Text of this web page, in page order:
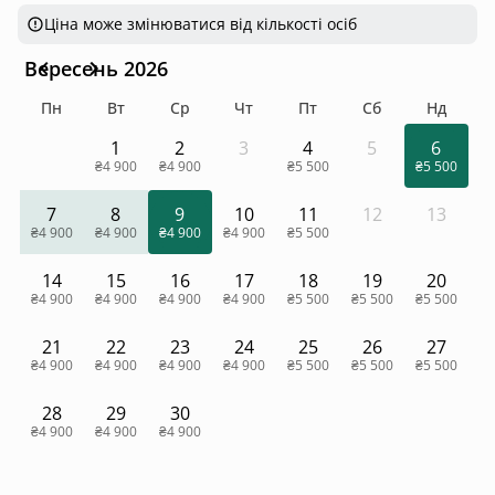
Ціна може змінюватися від кількості осіб
Вересень 2026
Пн Вт Ср Чт Пт Сб Нд
1
₴4 900
2
₴4 900
3 4
₴5 500
5 6
₴5 500
7
₴4 900
8
₴4 900
9
₴4 900
10
₴4 900
11
₴5 500
12 13
14
₴4 900
15
₴4 900
16
₴4 900
17
₴4 900
18
₴5 500
19
₴5 500
20
₴5 500
21
₴4 900
22
₴4 900
23
₴4 900
24
₴4 900
25
₴5 500
26
₴5 500
27
₴5 500
28
₴4 900
29
₴4 900
30
₴4 900